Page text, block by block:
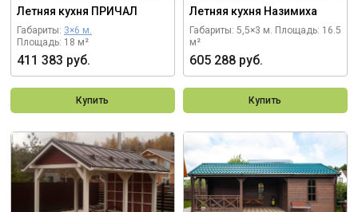
Летняя кухня ПРИЧАЛ
Габариты: 3×6 м.
Площадь: 18 м²
411 383 руб.
Купить
Летняя кухня Назимиха
Габариты: 5,5×3 м. Площадь: 16.5
м²
605 288 руб.
Купить